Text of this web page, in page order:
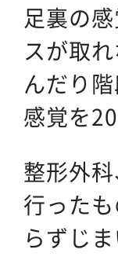
足裏の
スが取
んだり
感覚を
整形外
行った
らずじ